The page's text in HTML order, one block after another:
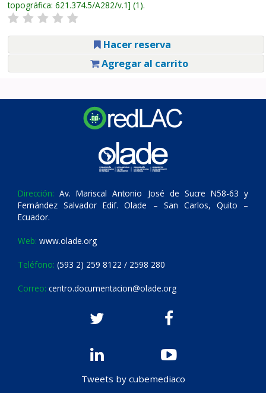
topográfica: 621.374.5/A282/v.1 (1).
Hacer reserva
Agregar al carrito
Dirección: Av. Mariscal Antonio José de Sucre N58-63 y
Fernández Salvador Edif. Olade – San Carlos, Quito –
Ecuador.
Web: www.olade.org
Teléfono: (593 2) 259 8122 / 2598 280
Correo: centro.documentacion@olade.org
Tweets by cubemediaco